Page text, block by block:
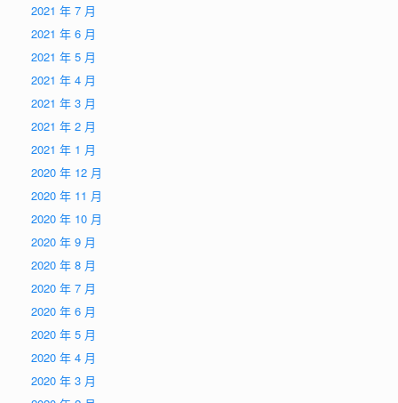
2021 年 7 月
2021 年 6 月
2021 年 5 月
2021 年 4 月
2021 年 3 月
2021 年 2 月
2021 年 1 月
2020 年 12 月
2020 年 11 月
2020 年 10 月
2020 年 9 月
2020 年 8 月
2020 年 7 月
2020 年 6 月
2020 年 5 月
2020 年 4 月
2020 年 3 月